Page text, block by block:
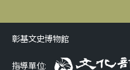
彰基文史博物館
指導單位: